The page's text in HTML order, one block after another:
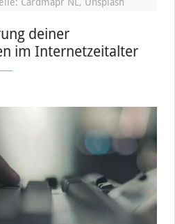
deiner
im Internetzeitalter